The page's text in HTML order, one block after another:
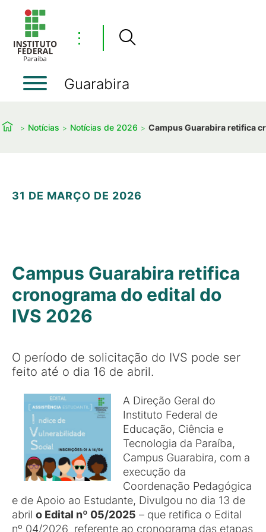
⋮
Guarabira
Notícias Notícias de 2026 Campus Guarabira retifica
31 DE MARÇO DE 2026
Campus Guarabira retifica
cronograma do edital do
IVS 2026
O período de solicitação do IVS pode ser
feito até o dia 16 de abril.
A Direção Geral do
Instituto Federal de
Educação, Ciência e
Tecnologia da Paraíba,
Campus Guarabira, com a
execução da
Coordenação Pedagógica
e de Apoio ao Estudante, Divulgou no dia 13 de
abril o Edital nº 05/2025 – que retifica o Edital
nº 04/2026 referente ao cronograma das etapas